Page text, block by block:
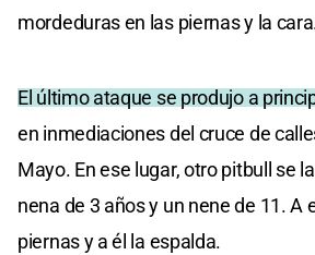
mordeduras en las piernas y la
El último ataque se produjo a
en inmediaciones del cruce de
Mayo. En ese lugar, otro pitbull se
nena de 3 años y un nene de 11. A
piernas y a él la espalda.